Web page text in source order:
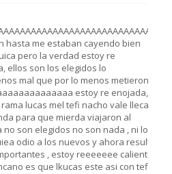
hasta me estaban cayendo bien
pero la verdad estoy re
ellos son los elegidos lo
mal que por lo menos metieron a
estoy re enojada,
lucas mel tefi nacho vale lleca
para que mierda viajaron al
son elegidos no son nada , ni los
odio a los nuevos y ahora resulta
, estoy reeeeeee caliente.
es que lkucas este asi con tefi